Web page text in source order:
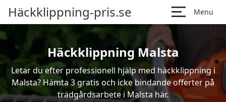
Häckklippning-pris.se Menu
Häckklippning Malsta
Letar du efter professionell hjälp med häckklippning i
Malsta? Hämta 3 gratis och icke bindande offerter på
trädgårdsarbete i Malsta här.